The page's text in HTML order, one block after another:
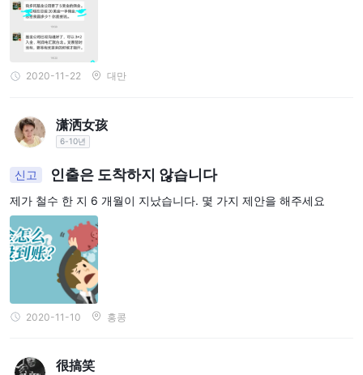
2020-11-22 대만
潇洒女孩
6-10년
신고 인출은 도착하지 않습니다
제가 철수 한 지 6 개월이 지났습니다. 몇 가지 제안을 해주세요
2020-11-10 홍콩
很搞笑